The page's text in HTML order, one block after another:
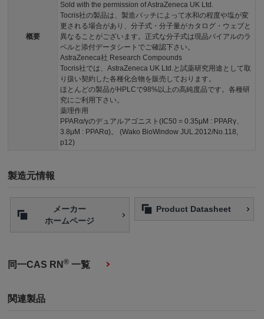
概要
Sold with the permission of AstraZeneca UK Ltd.
Tocris社の製品は、製造バッチによって水和の程度や塩が変
更される場合があり、分子式・分子量がカタログ・ウェブと
異なることがございます。正式な分子式は現品バイアルのラ
ベルと添付データシートでご確認下さい。
AstraZeneca社 Research Compounds
Tocris社では、AstraZeneca UK Ltd.と試薬研究用途として取
り扱い契約した各種化合物を販売しております。
ほとんどの製品がHPLCで98%以上の高純度品です。各種研
究にご利用下さい。
薬理作用
PPARα/γのデュアルアゴニスト(IC50 = 0.35μM : PPARγ、
3.8μM : PPARα)。 (Wako BioWindow JUL.2012/No.118,
p12)
製造元情報
メーカー
ホームページ
Product Datasheet
同一CAS RN® 一覧
関連製品